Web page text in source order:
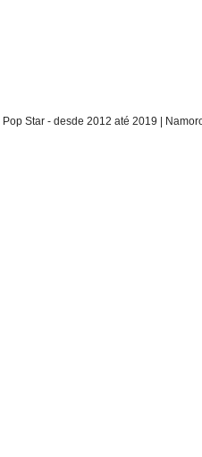
Star - desde 2012 até 2019 |